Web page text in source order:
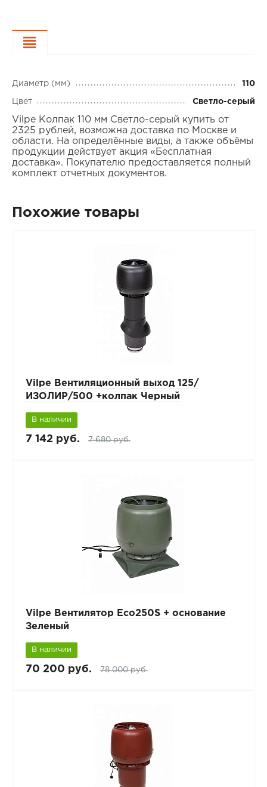
Диаметр (мм) 110
Цвет Светло-серый
Vilpe Колпак 110 мм Светло-серый купить от
2325 рублей, возможна доставка по Москве и
области. На определённые виды, а также объёмы
продукции действует акция «Бесплатная
доставка». Покупателю предоставляется полный
комплект отчетных документов.
Похожие товары
Vilpe Вентиляционный выход 125/
ИЗОЛИР/500 +колпак Черный
В наличии
7 142 руб. 7 680 руб.
Vilpe Вентилятор Eco250S + основание
Зеленый
В наличии
70 200 руб. 78 000 руб.